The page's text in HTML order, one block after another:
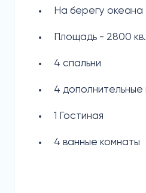
На берегу океана
Площадь - 2800
4 спальни
4 дополнительные
1 Гостиная
4 ванные комнаты